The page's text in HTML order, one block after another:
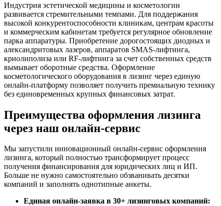
Индустрия эстетической медицины и косметологии
развивается стремительными темпами. Для поддержания
высокой конкурентоспособности клиникам, центрам красоты
и коммерческим кабинетам требуется регулярное обновление
парка аппаратуры. Приобретение дорогостоящих диодных и
александритовых лазеров, аппаратов SMAS-лифтинга,
криолиполиза или RF-лифтинга за счет собственных средств
вымывает оборотные средства. Оформление
косметологического оборудования в лизинг через единую
онлайн-платформу позволяет получить премиальную технику
без единовременных крупных финансовых затрат.
Преимущества оформления лизинга
через наш онлайн-сервис
Мы запустили инновационный онлайн-сервис оформления
лизинга, который полностью трансформирует процесс
получения финансирования для юридических лиц и ИП.
Больше не нужно самостоятельно обзванивать десятки
компаний и заполнять однотипные анкеты.
Единая онлайн-заявка в 30+ лизинговых компаний: